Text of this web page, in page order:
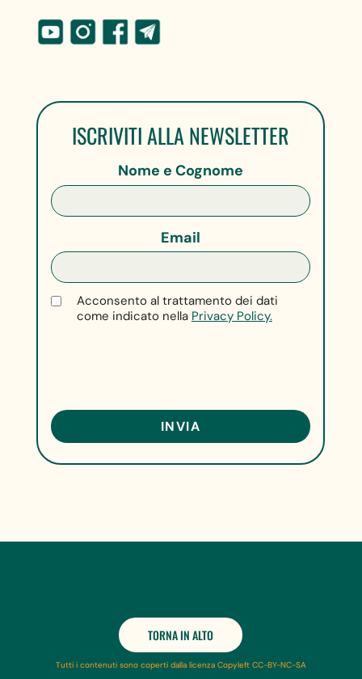
ISCRIVITI ALLA NEWSLETTER
Nome e Cognome
Email
Acconsento al trattamento dei dati
come indicato nella Privacy Policy.
TORNA IN ALTO
Tutti i contenuti sono coperti dalla licenza Copyleft CC-BY-NC-SA